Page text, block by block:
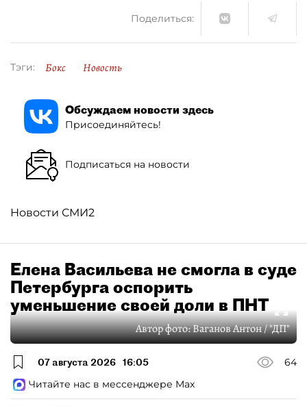
Поделиться:
Тэги: Бокс Новость
Обсуждаем новости здесь
Присоединяйтесь!
Подписаться на новости
Новости СМИ2
Елена Васильева не смогла в суде
Петербурга оспорить
уменьшение своей доли в ПНТ
Автор фото:Ваганов Антон / "ДП"
07 августа 2026 16:05
64
Читайте нас в мессенджере Max